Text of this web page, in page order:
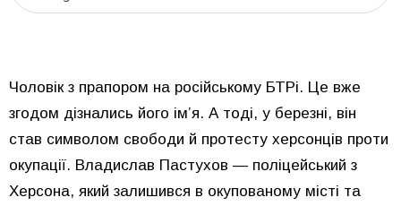
Чоловік з прапором на російському БТРі. Це вже
згодом дізнались його ім’я. А тоді, у березні, він
став символом свободи й протесту херсонців проти
окупації. Владислав Пастухов — поліцейський з
Херсона, який залишився в окупованому місті та